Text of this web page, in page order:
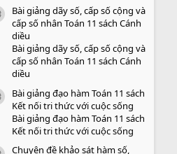
o
icon tài liệu
Bài giảng dãy số, cấp số cộng và
cấp số nhân Toán 11 sách Cánh
diều
Bài giảng dãy số, cấp số cộng và
cấp số nhân Toán 11 sách Cánh
diều
icon tài liệu
Bài giảng đạo hàm Toán 11 sách
Kết nối tri thức với cuộc sống
Bài giảng đạo hàm Toán 11 sách
Kết nối tri thức với cuộc sống
Chuyên đề khảo sát hàm số,